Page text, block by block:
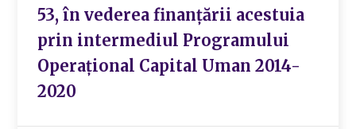
53, în vederea finanțării acestuia
prin intermediul Programului
Operațional Capital Uman 2014-
2020